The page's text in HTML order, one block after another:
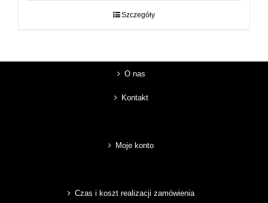
Szczegóły
O nas
Kontakt
Moje konto
Czas i koszt realizacji zamówienia